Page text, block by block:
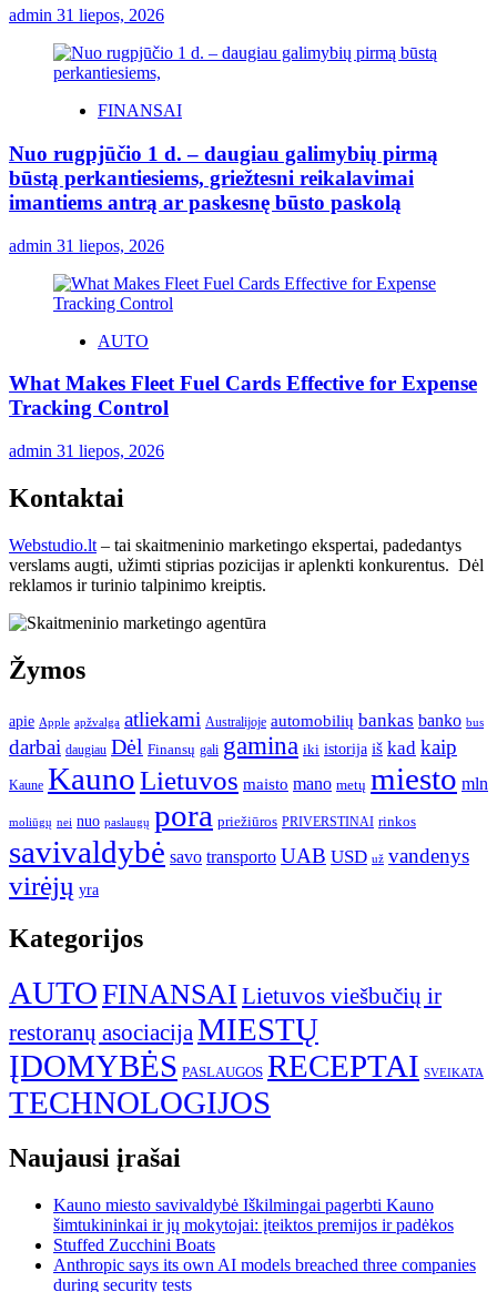
admin 31 liepos, 2026
FINANSAI
Nuo rugpjūčio 1 d. – daugiau galimybių pirmą
būstą perkantiesiems, griežtesni reikalavimai
imantiems antrą ar paskesnę būsto paskolą
admin 31 liepos, 2026
AUTO
What Makes Fleet Fuel Cards Effective for Expense
Tracking Control
admin 31 liepos, 2026
Kontaktai
Webstudio.lt – tai skaitmeninio marketingo ekspertai, padedantys
verslams augti, užimti stiprias pozicijas ir aplenkti konkurentus. Dėl
reklamos ir turinio talpinimo kreiptis.
Žymos
apie Apple apžvalga atliekami Australijoje automobilių bankas banko bus
darbai daugiau Dėl Finansų gali gamina iki istorija iš kad kaip
Kaune KaunoLietuvos maisto mano metų miesto mln
moliūgų nei nuo paslaugų pora priežiūros PRIVERSTINAI rinkos
savivaldybė savo transporto UAB USD už vandenys
virėjų yra
Kategorijos
AUTOFINANSAI Lietuvos viešbučių ir
restoranų asociacijaMIESTŲ
ĮDOMYBĖS PASLAUGOS RECEPTAI SVEIKATA
TECHNOLOGIJOS
Naujausi įrašai
Kauno miesto savivaldybė Iškilmingai pagerbti Kauno
šimtukininkai ir jų mokytojai: įteiktos premijos ir padėkos
Stuffed Zucchini Boats
Anthropic says its own AI models breached three companies
during security tests